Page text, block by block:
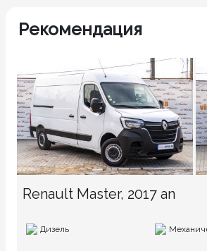
Рекомендация
Renault Master, 2017 an
Дизель